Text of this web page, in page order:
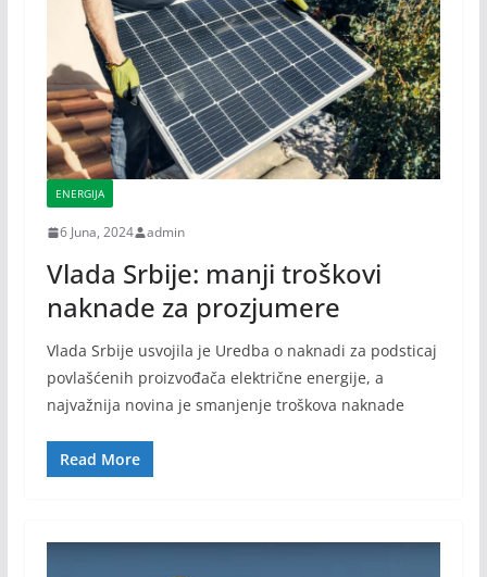
ENERGIJA
6 Juna, 2024 admin
Vlada Srbije: manji troškovi
naknade za prozjumere
Vlada Srbije usvojila je Uredba o naknadi za podsticaj
povlašćenih proizvođača električne energije, a
najvažnija novina je smanjenje troškova naknade
Read More